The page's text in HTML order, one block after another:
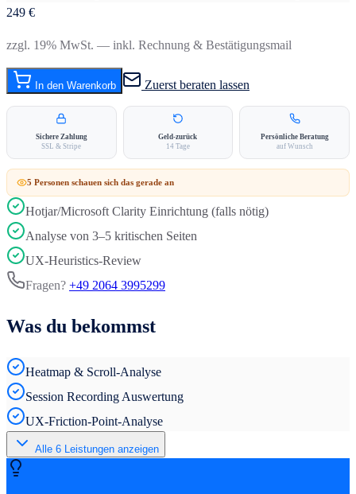
249 €
zzgl. 19% MwSt. — inkl. Rechnung & Bestätigungsmail
In den Warenkorb Zuerst beraten lassen
Sichere Zahlung
SSL & Stripe
Geld-zurück
14 Tage
Persönliche Beratung
auf Wunsch
5 Personen schauen sich das gerade an
Hotjar/Microsoft Clarity Einrichtung (falls nötig)
Analyse von 3–5 kritischen Seiten
UX-Heuristics-Review
Fragen? +49 2064 3995299
Was du bekommst
Heatmap & Scroll-Analyse
Session Recording Auswertung
UX-Friction-Point-Analyse
Alle 6 Leistungen anzeigen